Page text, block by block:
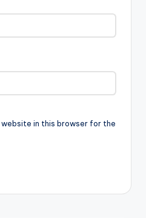
website in this browser for the